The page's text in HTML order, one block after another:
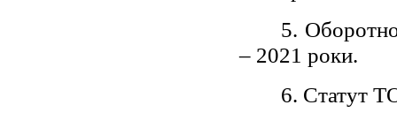
5.
– 2021 роки.
6. Статут